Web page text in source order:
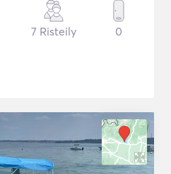
7 Risteily 0